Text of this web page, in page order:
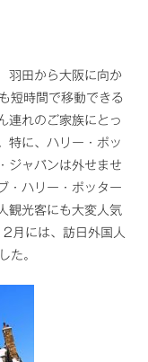
羽田から大阪に向か
短時間で移動できる
連れのご家族にとっ
特に、ハリー・ポッ
ジャパンは外せませ
・ハリー・ポッター
観光客にも大変人気
月には、訪日外国人
た。